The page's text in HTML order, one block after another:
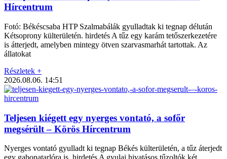
Hírcentrum
Fotó: Békéscsaba HTP Szalmabálák gyulladtak ki tegnap délután
Kétsoprony külterületén. hirdetés A tűz egy karám tetőszerkezetére
is átterjedt, amelyben mintegy ötven szarvasmarhát tartottak. Az
állatokat
Részletek +
2026.08.06. 14:51
Teljesen kiégett egy nyerges vontató, a sofőr
megsérült – Körös Hírcentrum
Nyerges vontató gyulladt ki tegnap Békés külterületén, a tűz áterjedt